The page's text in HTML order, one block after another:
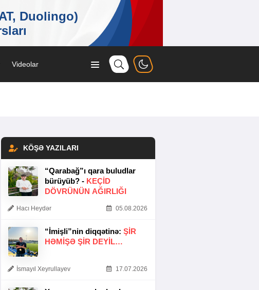
Videolar
KÖŞƏ YAZILARI
“Qarabağ”ı qara buludlar
bürüyüb? - KEÇID
DÖVRÜNÜN AĞIRLIĞI
Hacı Heydər 05.08.2026
“İmişli”nin diqqətinə: ŞIR
HƏMIŞƏ ŞIR DEYIL…
İsmayıl Xeyrullayev 17.07.2026